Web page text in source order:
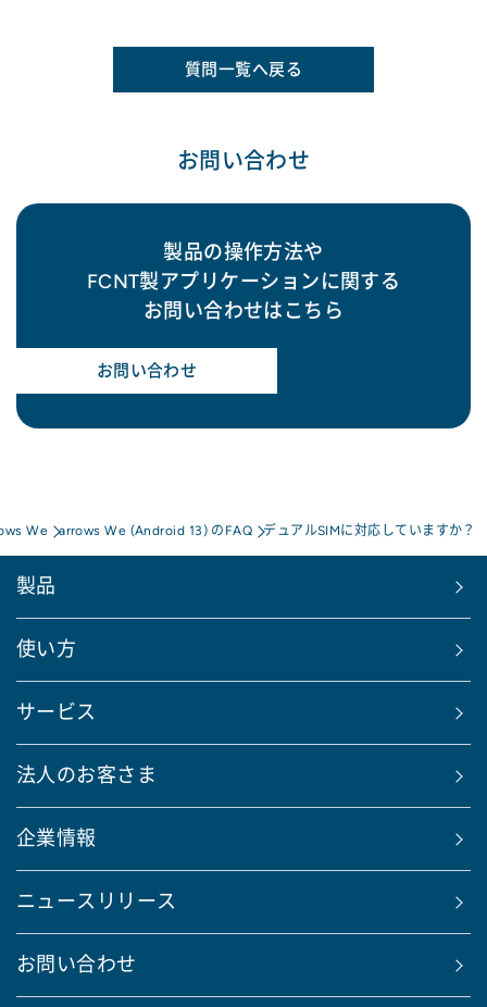
質問一覧へ戻る
お問い合わせ
製品の操作方法や
FCNT製アプリケーションに関する
お問い合わせはこちら
お問い合わせ
We arrows We (Android 13) のFAQ デュアルSIMに対応していますか？
製品
使い方
サービス
法人のお客さま
企業情報
ニュースリリース
お問い合わせ